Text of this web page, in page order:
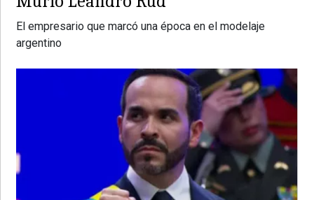
El empresario que marcó una época en el modelaje
argentino